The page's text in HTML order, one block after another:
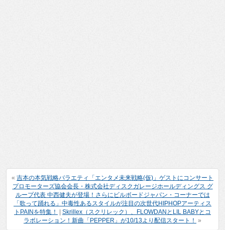
« 吉本の本気戦略バラエティ「エンタメ未来戦略(仮)」ゲストにコンサート
プロモーターズ協会会長・株式会社ディスクガレージホールディングス グ
ループ代表 中西健夫が登場！さらにビルボードジャパン・コーナーでは
「歌って踊れる」中毒性あるスタイルが注目の次世代HIPHOPアーティス
トPAINを特集！
Skrillex（スクリレック）、FLOWDANとLIL BABYとコ
ラボレーション！新曲「PEPPER」が10/13より配信スタート！ »